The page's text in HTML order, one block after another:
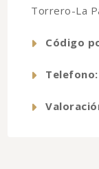
Torrero-La
Código
Telefono: